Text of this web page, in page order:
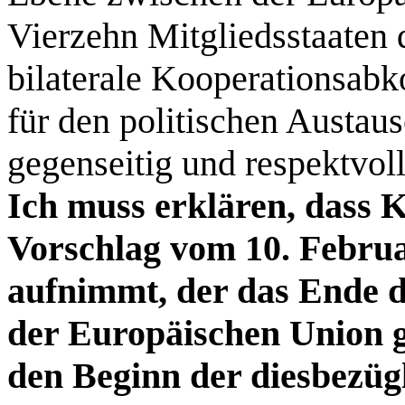
Vierzehn Mitgliedsstaaten
bilaterale
für den politischen
gegenseitig und
Ich muss erklären, dass
Vorschlag vom 10.
aufnimmt, der das Ende
der Europäischen Union
den Beginn der